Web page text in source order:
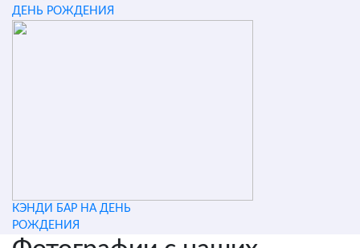
ДЕНЬ РОЖДЕНИЯ
КЭНДИ БАР НА ДЕНЬ
РОЖДЕНИЯ